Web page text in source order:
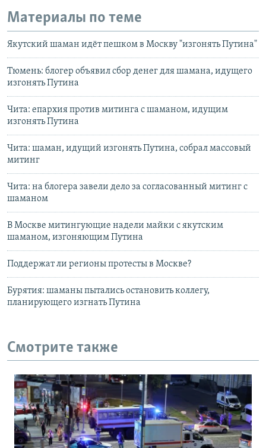
Материалы по теме
Якутский шаман идёт пешком в Москву "изгонять Путина"
Тюмень: блогер объявил сбор денег для шамана, идущего
изгонять Путина
Чита: епархия против митинга с шаманом, идущим
изгонять Путина
Чита: шаман, идущий изгонять Путина, собрал массовый
митинг
Чита: на блогера завели дело за согласованный митинг с
шаманом
В Москве митингующие надели майки с якутским
шаманом, изгоняющим Путина
Поддержат ли регионы протесты в Москве?
Бурятия: шаманы пытались остановить коллегу,
планирующего изгнать Путина
Смотрите также